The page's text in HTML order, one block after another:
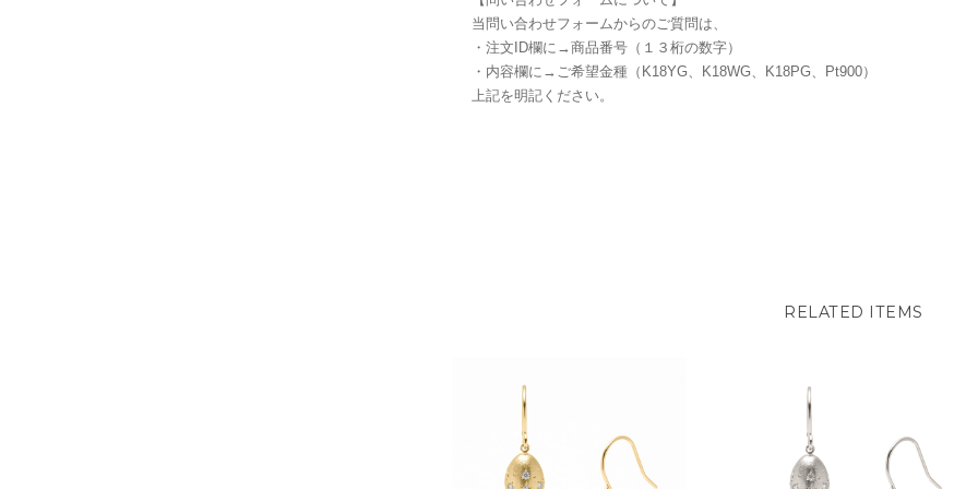
当問い合わせフォームからのご質問は、
・注文ID欄に→商品番号（１３桁の数字）
・内容欄に→ご希望金種（K18YG、K18WG、K18PG、Pt900）
上記を明記ください。
RELATED ITEMS